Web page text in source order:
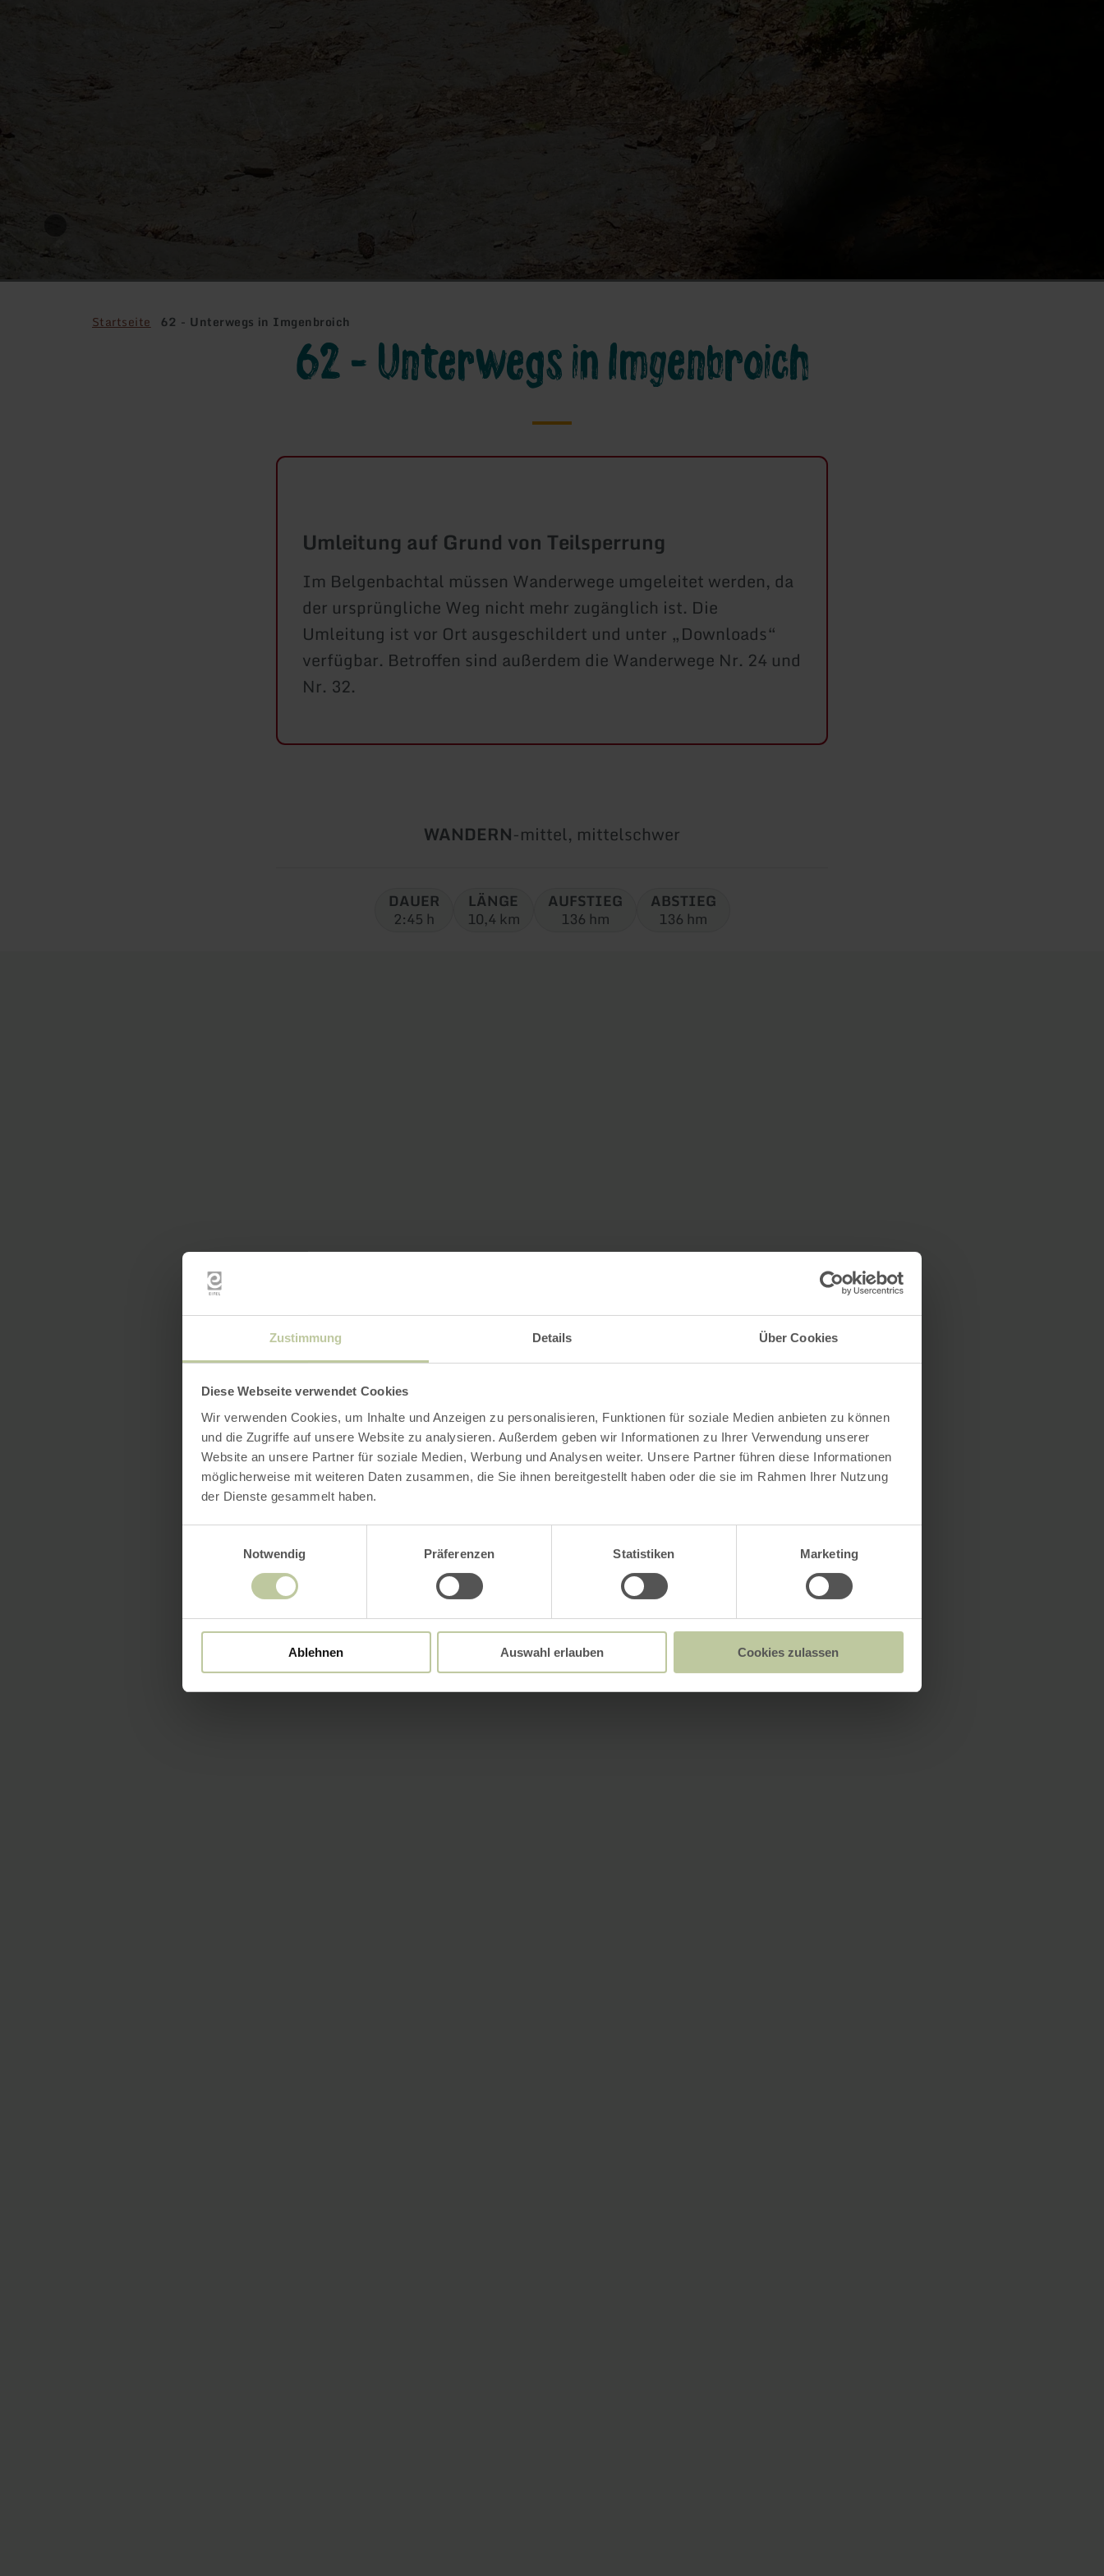
Zustimmung Details Über Cookies
Diese Webseite verwendet Cookies
Wir verwenden Cookies, um Inhalte und Anzeigen zu personalisieren, Funktionen für soziale Medien anbieten zu können
und die Zugriffe auf unsere Website zu analysieren. Außerdem geben wir Informationen zu Ihrer Verwendung unserer
Website an unsere Partner für soziale Medien, Werbung und Analysen weiter. Unsere Partner führen diese Informationen
möglicherweise mit weiteren Daten zusammen, die Sie ihnen bereitgestellt haben oder die sie im Rahmen Ihrer Nutzung
der Dienste gesammelt haben.
Notwendig
Präferenzen Statistiken Marketing
Ablehnen Auswahl erlauben Cookies zulassen
Startseite 62 - Unterwegs in Imgenbroich
62 - Unterwegs in Imgenbroich
Umleitung auf Grund von Teilsperrung
Im Belgenbachtal müssen Wanderwege umgeleitet werden, da
der ursprüngliche Weg nicht mehr zugänglich ist. Die
Umleitung ist vor Ort ausgeschildert und unter „Downloads“
verfügbar. Betroffen sind außerdem die Wanderwege Nr. 24 und
Nr. 32.
Art
WANDERN-Schwierigkeit:
mittel, mittelschwer
DAUER
2:45 h
LÄNGE
10,4 km
AUFSTIEG
136 hm
ABSTIEG
136 hm